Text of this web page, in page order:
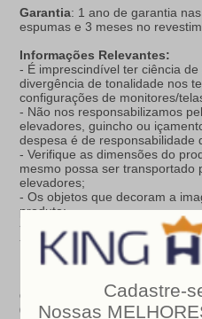
Garantia: 1 ano de garantia
espumas e 3 meses no
Informações Relevantes:
- É imprescindível ter ciência
divergência de tonalidade nos
configurações de monitores/
- Não nos responsabilizamos
elevadores, guincho ou
despesa é de responsabilidade
- Verifique as dimensões do
mesmo possa ser transportado
elevadores;
- Os objetos que decoram a
produto;
- Não nos responsabilizamos
- Prestamos assistência
Nosso produto é certificado pelo
CERTIFICADO DE
02/2019